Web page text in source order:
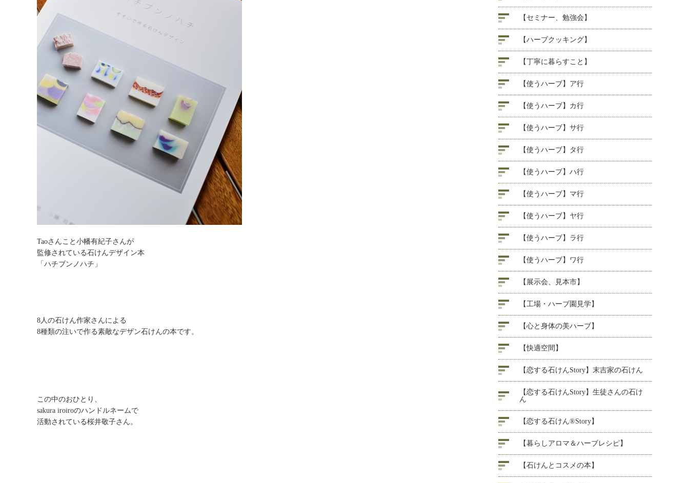
Taoさんこと小幡有紀子さんが
監修されている石けんデザイン本
「ハチブンノハチ」
8人の石けん作家さんによる
8種類の注いで作る素敵なデザン石けんの本です。
この中のおひとり、
sakura iroiroのハンドルネームで
活動されている桜井敬子さん。
【セミナー、勉強会】
【ハーブクッキング】
【丁寧に暮らすこと】
【使うハーブ】ア行
【使うハーブ】カ行
【使うハーブ】サ行
【使うハーブ】タ行
【使うハーブ】ハ行
【使うハーブ】マ行
【使うハーブ】ヤ行
【使うハーブ】ラ行
【使うハーブ】ワ行
【展示会、見本市】
【工場・ハーブ園見学】
【心と身体の美ハーブ】
【快適空間】
【恋する石けんStory】末吉家の石けん
【恋する石けんStory】生徒さんの石け
ん
【恋する石けん®Story】
【暮らしアロマ＆ハーブレシピ】
【石けんとコスメの本】